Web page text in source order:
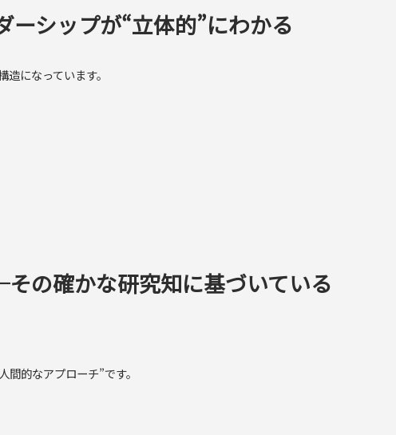
シップが“立体的”にわかる
になっています。
の確かな研究知に基づいている
的なアプローチ”です。